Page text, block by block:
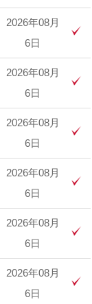
2026年08月
6日
2026年08月
6日
2026年08月
6日
2026年08月
6日
2026年08月
6日
2026年08月
6日